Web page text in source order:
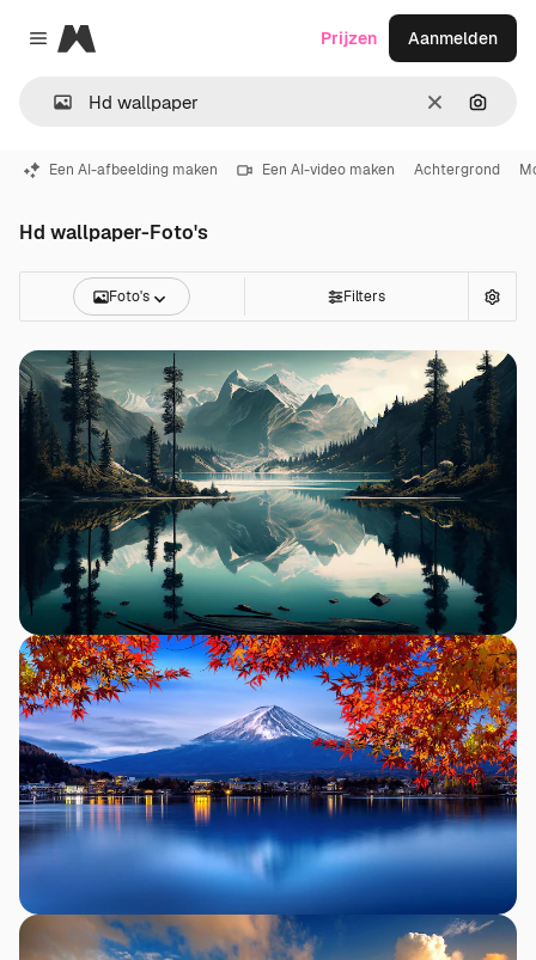
Close menu
Magnific
Wissen
Prijzen Aanmelden
Een AI-afbeelding maken Een AI-video maken Achtergrond
Hd wallpaper-Foto's
Foto's Filters